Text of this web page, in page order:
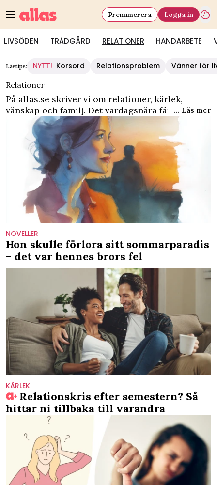
LIVSÖDEN TRÄDGÅRD RELATIONER HANDARBETE
Prenumerera Logga in
Allas - Relationer - artiklar om familj, vänskap och kärlek
Lästips: NYTT! Korsord Relationsproblem
Vänner för
Relationer
På allas.se skriver vi om relationer, kärlek,
vänskap och familj. Det vardagsnära får stå i
fokus och det kan handla om såväl svåra som
lättsamma saker. Som hur man överkommer en
livskris, vanliga relationsproblem och tips för
kärleksrelationer och äktenskap samt hur man
hittar en ny kompis.
... Läs mer
NOVELLER
Hon skulle förlora sitt sommarparadis
– det var hennes brors fel
KÄRLEK
Relationskris efter semestern? Så
hittar ni tillbaka till varandra